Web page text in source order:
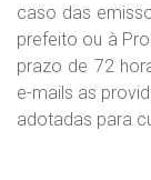
caso das
prefeito ou à
prazo de 72
e-mails as
adotadas para